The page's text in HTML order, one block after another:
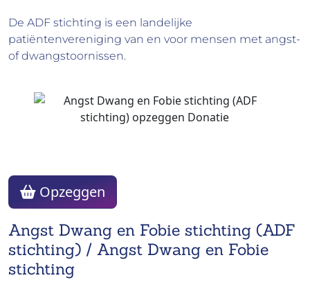
De ADF stichting is een landelijke
patiëntenvereniging van en voor mensen met angst-
of dwangstoornissen.
Angst Dwang en Fobie stichting (ADF
stichting) / Angst Dwang en Fobie
stichting
Opzeggen